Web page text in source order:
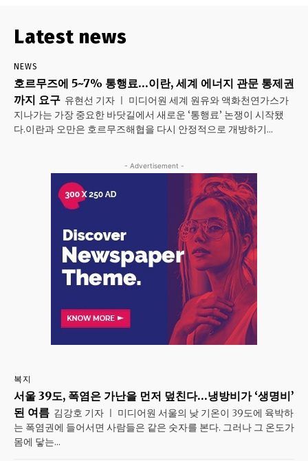
Latest news
NEWS
호르무즈에 5~7% 통행료…이란, 세계 에너지 관문 통제권
까지 요구 유현선 기자 ㅣ 미디어원 세계 원유와 액화천연가스가
지나가는 가장 중요한 바닷길에서 새로운 ‘통행료’ 논쟁이 시작됐
다.이란과 오만은 호르무즈해협을 다시 안정적으로 개방하기...
- Advertisement -
복지
서울 39도, 폭염은 가난을 먼저 덮친다…냉방비가 ‘생명비’
된 여름 김강호 기자 ㅣ 미디어원 서울의 낮 기온이 39도에 육박하
는 폭염권에 들어서면 사람들은 같은 숫자를 본다. 그러나 그 온도가
몸에 닿는...